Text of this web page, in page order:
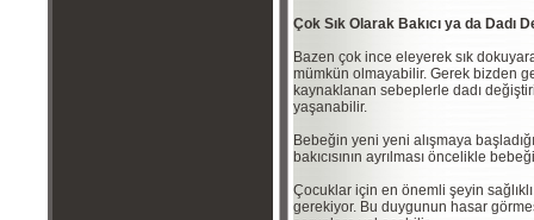
Çok Sık Olarak Bakıcı ya da Dadı
Bazen çok ince eleyerek sık
mümkün olmayabilir. Gerek bizden
kaynaklanan sebeplerle dadı
yaşanabilir.
Bebeğin yeni yeni alışmaya
bakıcısının ayrılması öncelikle
Çocuklar için en önemli şeyin
gerekiyor. Bu duygunun hasar